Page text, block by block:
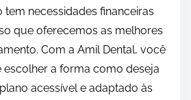
necessidades financeiras
que oferecemos as melhores
Com a Amil Dental, você
escolher a forma como deseja
acessível e adaptado às